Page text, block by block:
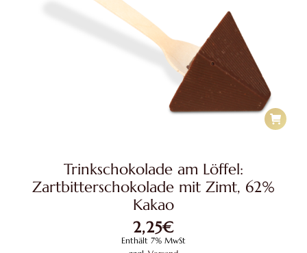
Trinkschokolade am Löffel:
Zartbitterschokolade mit Zimt, 62%
Kakao
2,25€
Enthält 7% MwSt